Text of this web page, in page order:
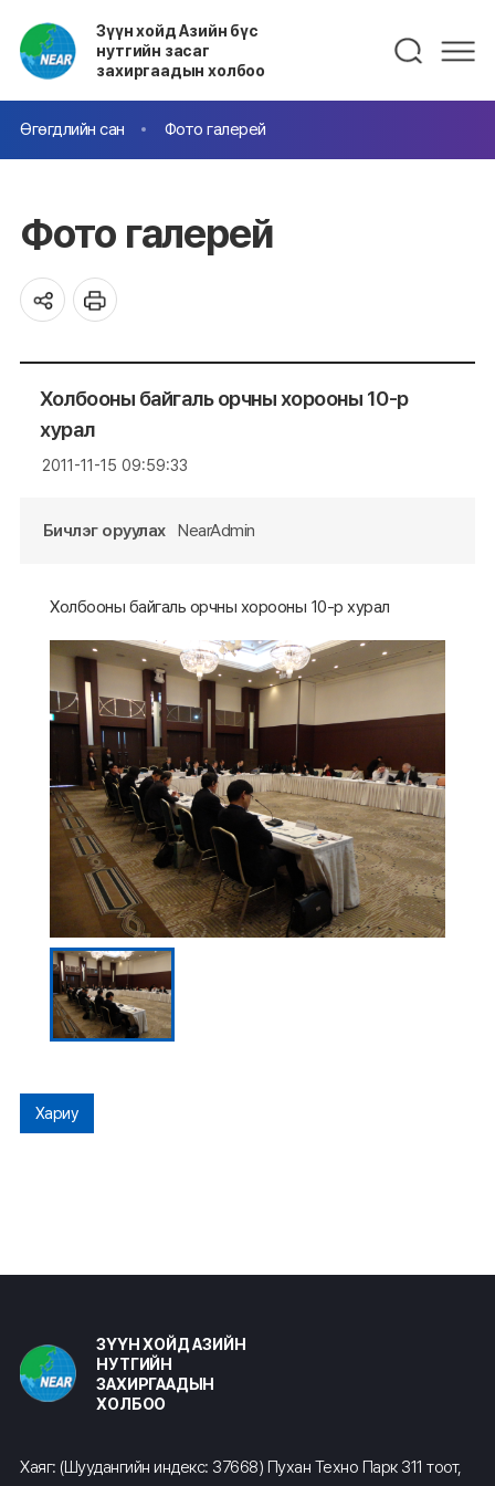
Зүүн хойд Азийн бүс
нутгийн засаг
захиргаадын холбоо
Өгөгдлийн сан Фото галерей
Фото галерей
Холбооны байгаль орчны хорооны 10-р
хурал
2011-11-15 09:59:33
Бичлэг оруулах NearAdmin
Холбооны байгаль орчны хорооны 10-р хурал
Хариу
ЗҮҮН ХОЙД АЗИЙН
НУТГИЙН
ЗАХИРГААДЫН
ХОЛБОО
Хаяг: (Шуудангийн индекс: 37668) Пухан Техно Парк 311 тоот,